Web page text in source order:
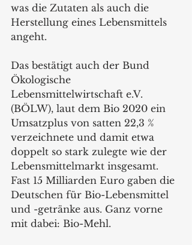
was die Zutaten als auch die
Herstellung eines Lebensmittels
angeht.
Das bestätigt auch der Bund
Ökologische
Lebensmittelwirtschaft e.V.
(BÖLW), laut dem Bio 2020 ein
Umsatzplus von satten 22,3 %
verzeichnete und damit etwa
doppelt so stark zulegte wie der
Lebensmittelmarkt insgesamt.
Fast 15 Milliarden Euro gaben die
Deutschen für Bio-Lebensmittel
und -getränke aus. Ganz vorne
mit dabei: Bio-Mehl.